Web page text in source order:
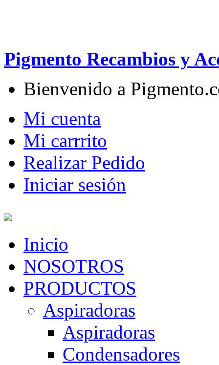
Pigmento Recambios y
Bienvenido a
Mi cuenta
Mi carrrito
Realizar Pedido
Iniciar sesión
Inicio
NOSOTROS
PRODUCTOS
Aspiradoras
Aspiradoras
Condensadores